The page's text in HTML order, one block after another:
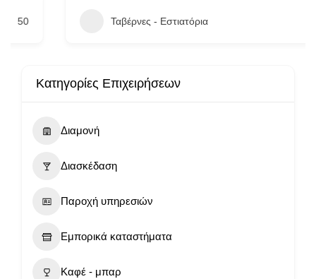
Ταβέρνες - Εστιατόρια
Κατηγορίες Επιχειρήσεων
Διαμονή
Διασκέδαση
Παροχή υπηρεσιών
Εμπορικά καταστήματα
Καφέ - μπαρ